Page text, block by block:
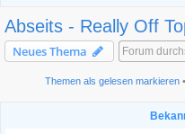
Abseits - Really Off
Neues Thema
Themen als gelesen markieren